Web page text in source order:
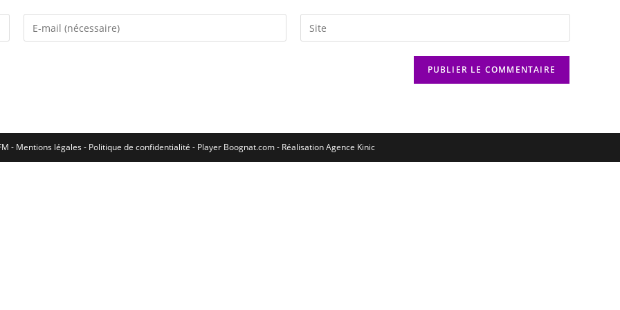
- Mentions légales - Politique de confidentialité - Player Boognat.com- RéalisationAgence Kinic